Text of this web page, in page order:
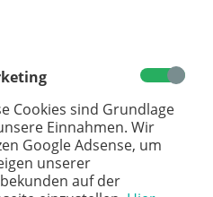
Cookies sind Grundlage
Einnahmen. Wir
Google Adsense, um
unserer
auf der
kleine Vierung,
sie ein. Zumeist
aus Gips und